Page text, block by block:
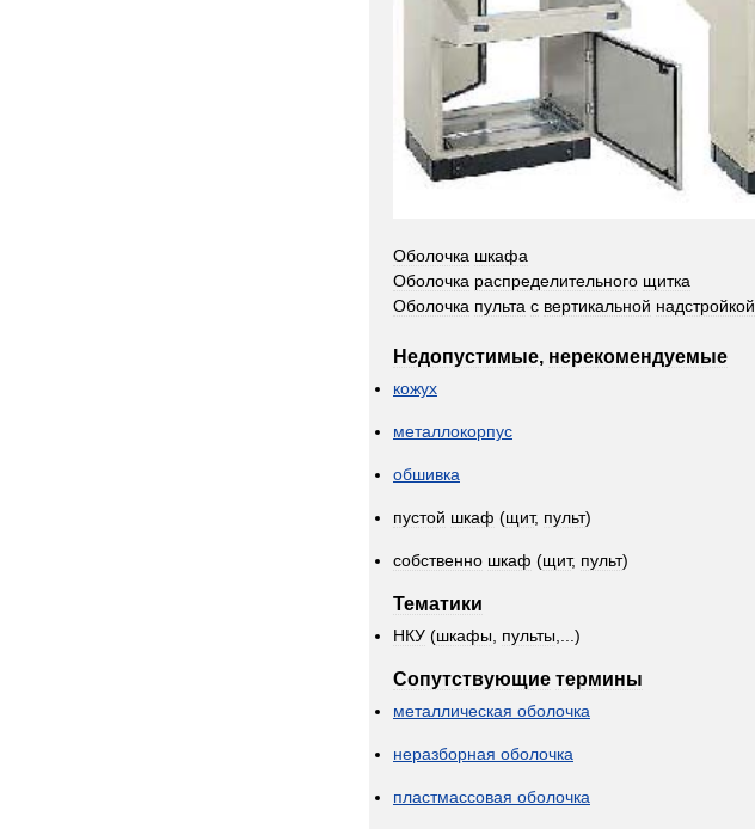
Оболочка шкафа
Оболочка распределительного щитка
Оболочка пульта с вертикальной надстройкой
Недопустимые, нерекомендуемые
кожух
металлокорпус
обшивка
пустой шкаф (щит, пульт)
собственно шкаф (щит, пульт)
Тематики
НКУ (шкафы, пульты,...)
Сопутствующие термины
металлическая оболочка
неразборная оболочка
пластмассовая оболочка